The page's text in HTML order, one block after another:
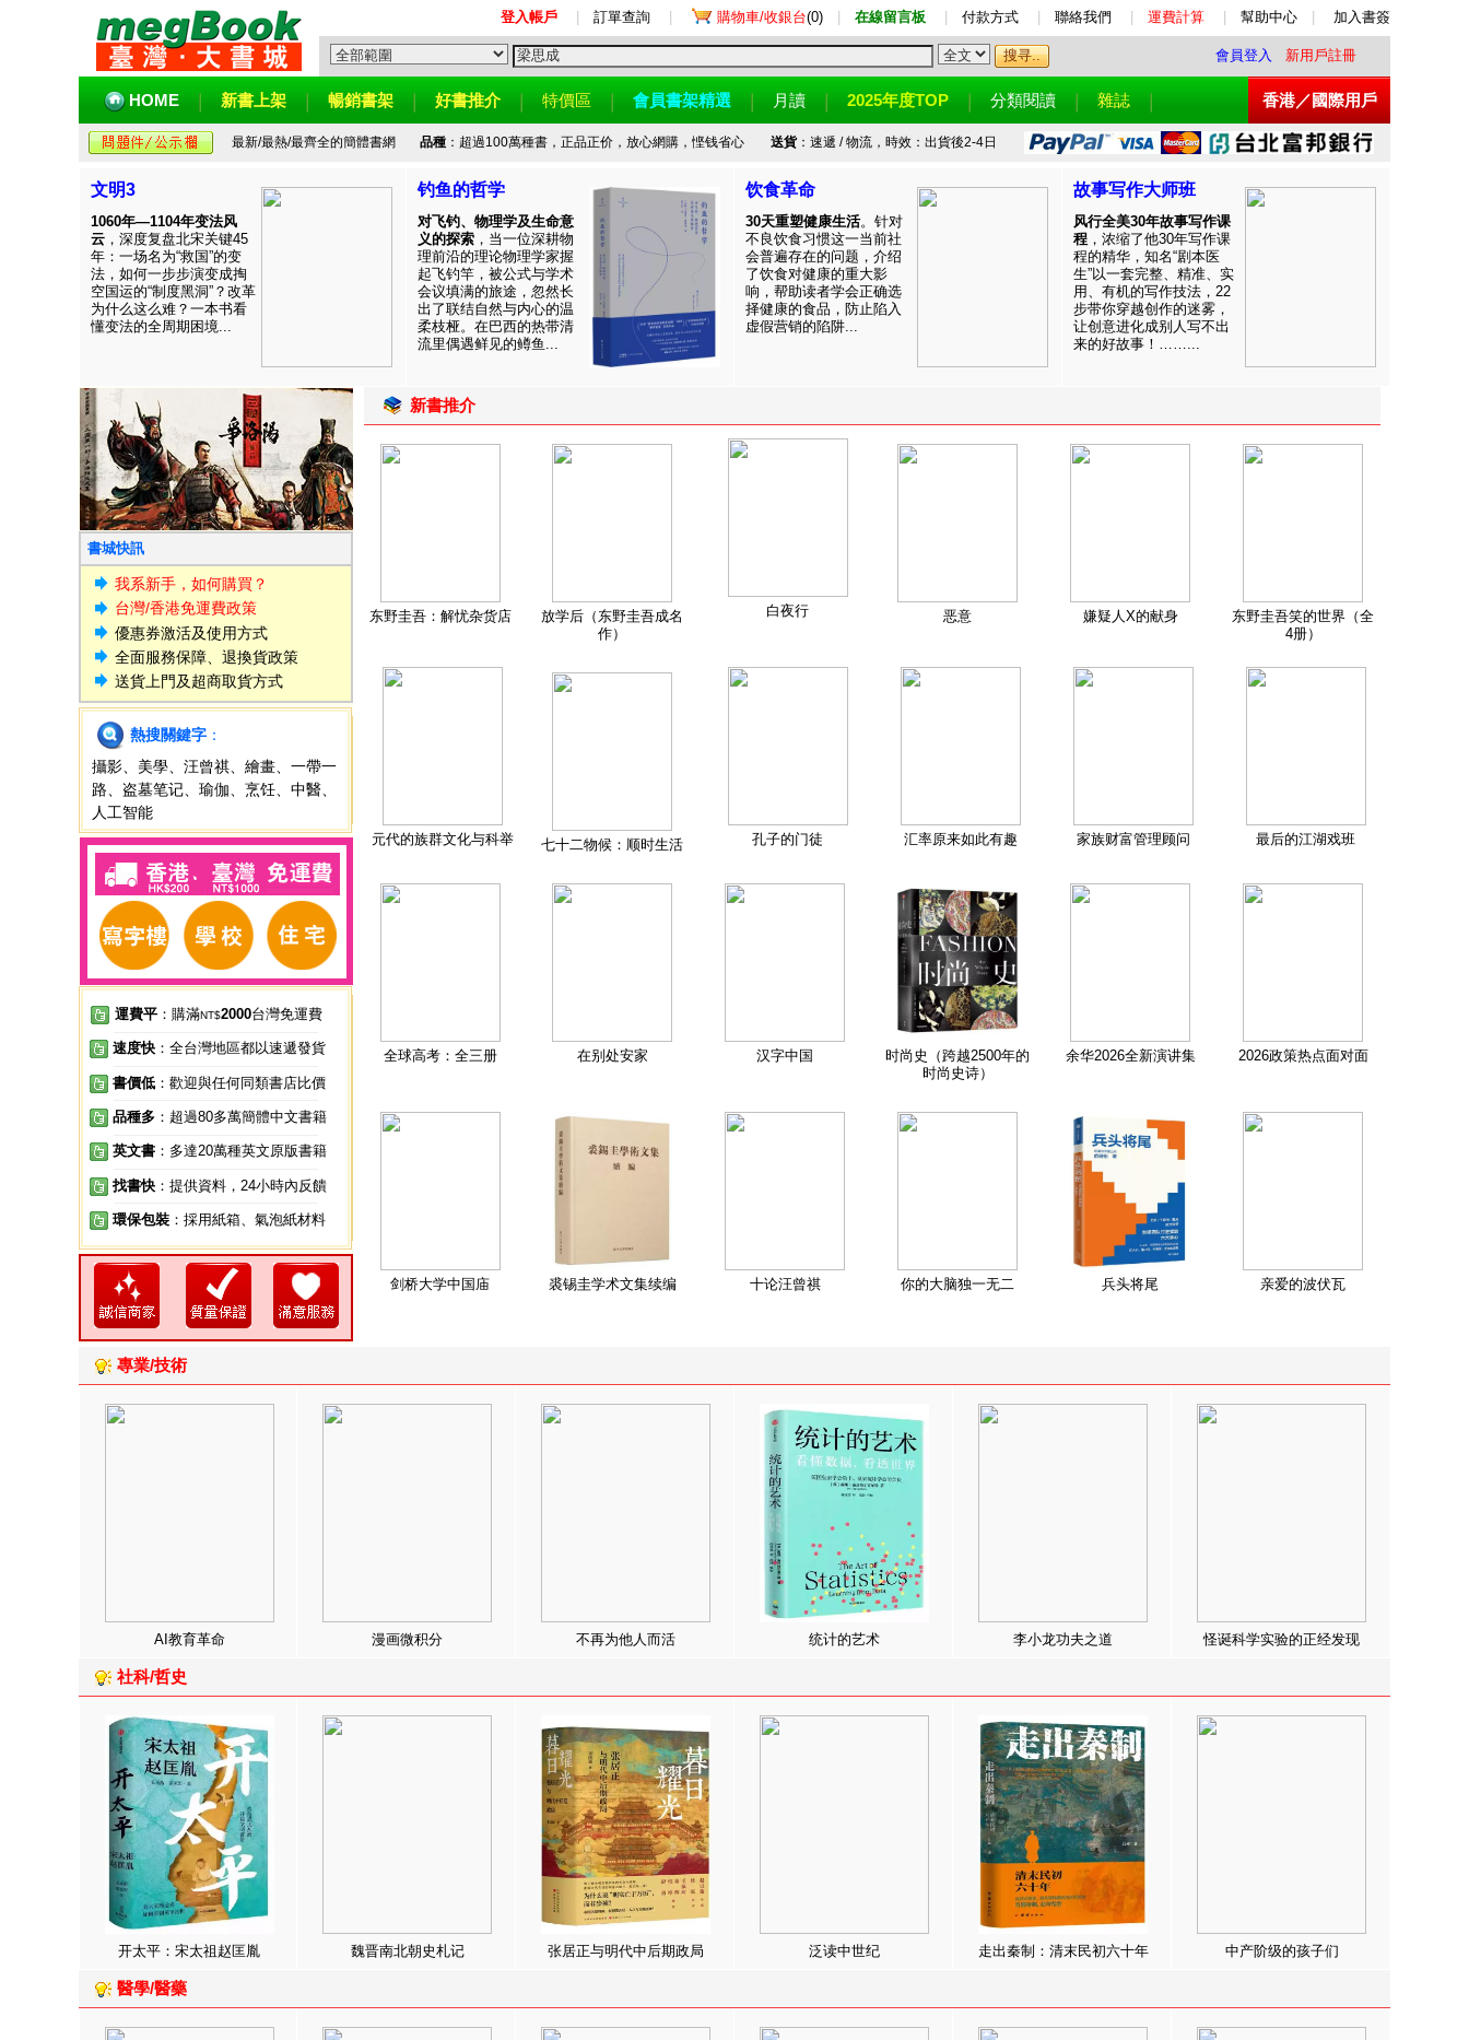
登入帳戶 訂單查詢 購物車/收銀台(0) 在線留言板 付款方式 聯絡我們 運費計算 幫助中心 加入書簽
會員登入 新用戶註冊
HOME 新書上架 暢銷書架 好書推介 特價區 會員書架精選 月讀 2025年度TOP 分類閱讀 雜誌 香港／國際用戶
最新/最熱/最齊全的簡體書網 品種：超過100萬種書，正品正价，放心網購，悭钱省心 送貨：速遞 / 物流，時效：出貨後2-4日
文明3
1060年—1104年变法风
云 ，深度复盘北宋关键45
年：一场名为“救国”的变
法，如何一步步演变成掏
空国运的“制度黑洞”？改革
为什么这么难？一本书看
懂变法的全周期困境...
钓鱼的哲学
对飞钓、物理学及生命意
义的探索 ，当一位深耕物
理前沿的理论物理学家握
起飞钓竿，被公式与学术
会议填满的旅途，忽然长
出了联结自然与内心的温
柔枝桠。在巴西的热带清
流里偶遇鲜见的鳟鱼...
饮食革命
30天重塑健康生活。针对
不良饮食习惯这一当前社
会普遍存在的问题，介绍
了饮食对健康的重大影
响，帮助读者学会正确选
择健康的食品，防止陷入
虚假营销的陷阱...
故事写作大师班
风行全美30年故事写作课
程 ，浓缩了他30年写作课
程的精华，知名“剧本医
生”以一套完整、精准、实
用、有机的写作技法，22
步带你穿越创作的迷雾，
让创意进化成别人写不出
来的好故事！……...
書城快訊
我系新手，如何購買？
台灣/香港免運費政策
優惠券激活及使用方式
全面服務保障、退換貨政策
送貨上門及超商取貨方式
熱搜關鍵字 ：
攝影
美學 汪曾祺 繪畫
一帶一
路
盗墓笔记 瑜伽 烹饪 中醫
人工智能
運費平 ：購滿NT$2000台灣免運費
速度快 ：全台灣地區都以速遞發貨
書價低 ：歡迎與任何同類書店比價
品種多 ：超過80多萬簡體中文書籍
英文書 ：多達20萬種英文原版書籍
找書快 ：提供資料，24小時內反饋
環保包裝 ：採用紙箱、氣泡紙材料
新書推介
东野圭吾：解忧杂货店
放学后（东野圭吾成名
作）
白夜行 恶意 嫌疑人X的献身
东野圭吾笑的世界（全
4册）
元代的族群文化与科举 七十二物候：顺时生活 孔子的门徒 汇率原来如此有趣 家族财富管理顾问 最后的江湖戏班
全球高考：全三册 在别处安家 汉字中国
时尚史（跨越2500年的
时尚史诗）
余华2026全新演讲集 2026政策热点面对面
剑桥大学中国庙 裘锡圭学术文集续编 十论汪曾祺 你的大脑独一无二 兵头将尾 亲爱的波伏瓦
專業/技術
AI教育革命 漫画微积分 不再为他人而活 统计的艺术 李小龙功夫之道 怪诞科学实验的正经发现
社科/哲史
开太平：宋太祖赵匡胤 魏晋南北朝史札记 张居正与明代中后期政局 泛读中世纪 走出秦制：清末民初六十年 中产阶级的孩子们
醫學/醫藥